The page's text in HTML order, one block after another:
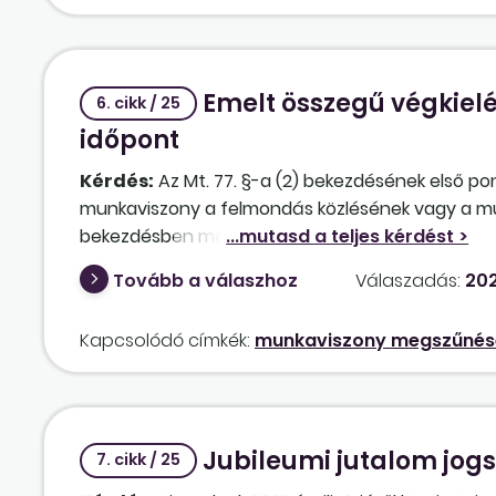
6. cikk / 25
Emelt összegű
időpont
Kérdés: Az Mt. 77. §-a (2) bekezdésének első
munkaviszony a felmondás közlésének vagy a
bekezdésben meghatározott tartamban
ának (3) bekezdése szerinti mértéke attól
fenn, további egyhavi, kéthavi vagy háromhavi
meg. Hogyan kell értelmezni az emelt összegű
vizsgálni, hogy a munkavállaló védett korúnak
korúak egységesen a felmondás közlésének
például a nyugdíjhoz már közel álló védett korú
megszűnéséig „elveszti” jogosultságát a
Tovább a válaszhoz Válaszadás:
Kapcsolódó címkék: munkaviszony
7. cikk / 25 Jubileumi jutalom